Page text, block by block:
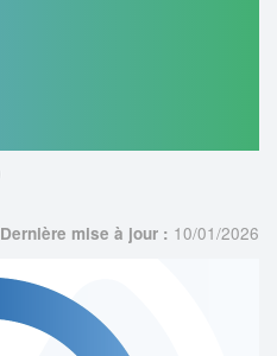
Dernière mise à jour : 10/01/2026